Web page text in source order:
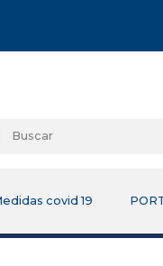
Buscar
covid 19